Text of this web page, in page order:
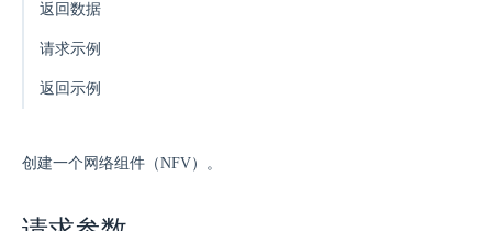
返回数据
请求示例
返回示例
创建一个网络组件（NFV）。